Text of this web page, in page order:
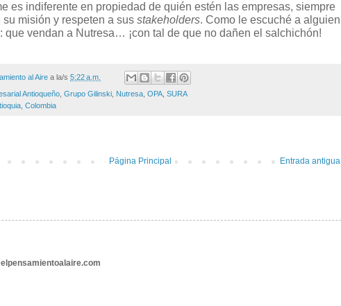
es indiferente en propiedad de quién estén las empresas, siempre
misión y respeten a sus stakeholders. Como le escuché a alguien
que vendan a Nutresa… ¡con tal de que no dañen el salchichón!
al Aire a la/s 5:22 a.m.
Antioqueño Grupo Gilinski Nutresa OPA SURA
Colombia
Entrada antigua
Página Principal